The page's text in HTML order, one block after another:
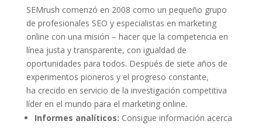
SEMrush comenzó en 2008 como un pequeño grupo
de profesionales SEO y especialistas en marketing
online con una misión – hacer que la competencia en
línea justa y transparente, con igualdad de
oportunidades para todos. Después de siete años de
experimentos pioneros y el progreso constante,
ha crecido en servicio de la investigación competitiva
líder en el mundo para el marketing online.
Informes analíticos: Consigue información acerca